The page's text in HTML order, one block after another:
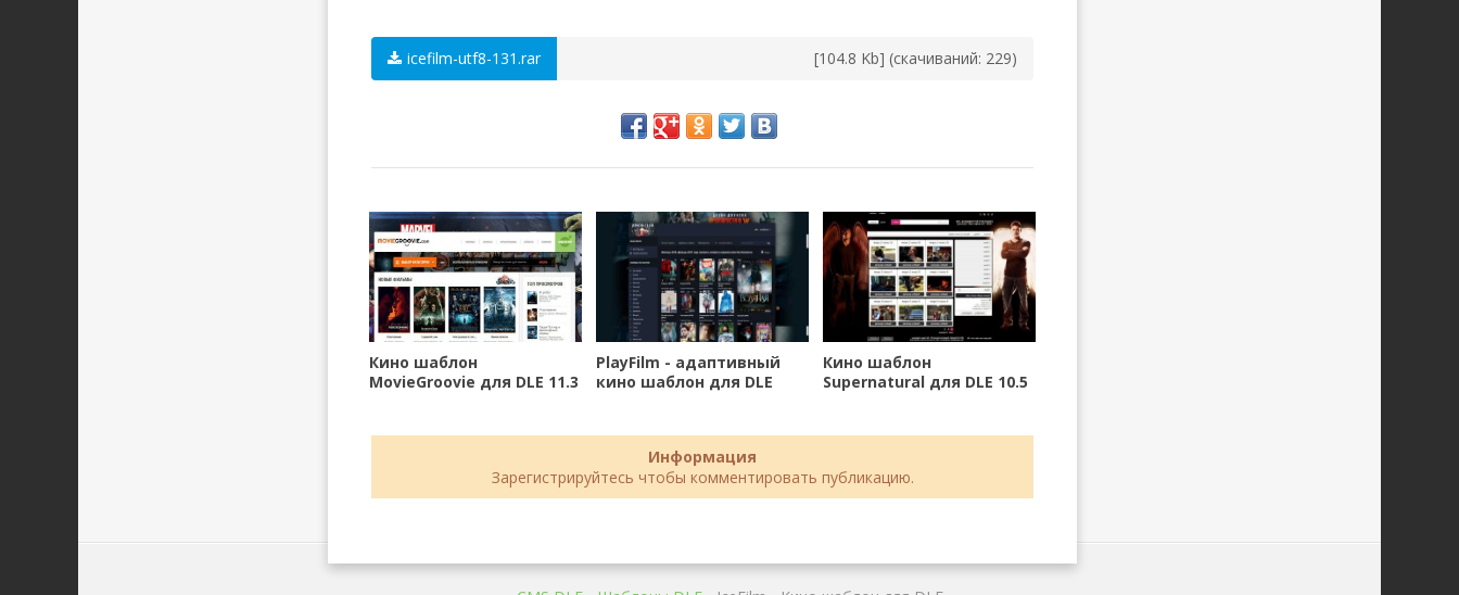
icefilm-utf8-131.rar [104.8 Kb] (cкачиваний: 229)
Кино шаблон
MovieGroovie для DLE 11.3
PlayFilm - адаптивный
кино шаблон для DLE
Кино шаблон
Supernatural для DLE 10.5
Информация
Зарегистрируйтесь чтобы комментировать публикацию.